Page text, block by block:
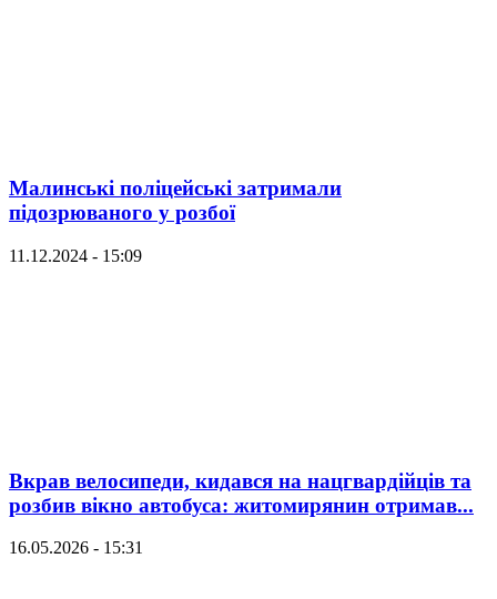
Малинські поліцейські затримали
підозрюваного у розбої
11.12.2024 - 15:09
Вкрав велосипеди, кидався на нацгвардійців та
розбив вікно автобуса: житомирянин отримав...
16.05.2026 - 15:31